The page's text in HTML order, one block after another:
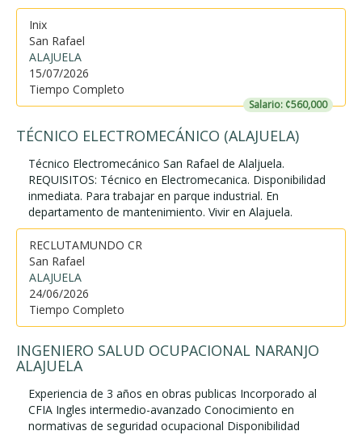
Inix
San Rafael
ALAJUELA
15/07/2026
Tiempo Completo
Salario: ¢560,000
TÉCNICO ELECTROMECÁNICO (ALAJUELA)
Técnico Electromecánico San Rafael de Alaljuela.
REQUISITOS: Técnico en Electromecanica. Disponibilidad
inmediata. Para trabajar en parque industrial. En
departamento de mantenimiento. Vivir en Alajuela.
RECLUTAMUNDO CR
San Rafael
ALAJUELA
24/06/2026
Tiempo Completo
INGENIERO SALUD OCUPACIONAL NARANJO
ALAJUELA
Experiencia de 3 años en obras publicas Incorporado al
CFIA Ingles intermedio-avanzado Conocimiento en
normativas de seguridad ocupacional Disponibilidad